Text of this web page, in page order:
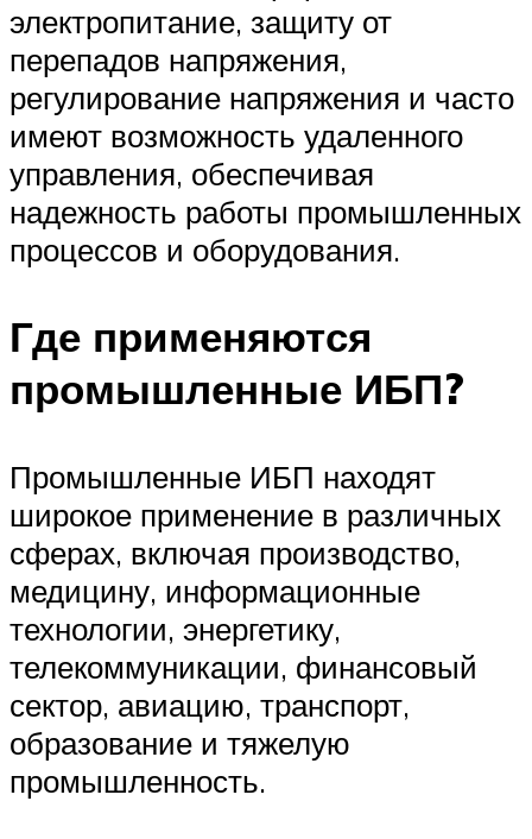
электропитание, защиту от
перепадов напряжения,
регулирование напряжения и часто
имеют возможность удаленного
управления, обеспечивая
надежность работы промышленных
процессов и оборудования.
Где применяются
промышленные ИБП?
Промышленные ИБП находят
широкое применение в различных
сферах, включая производство,
медицину, информационные
технологии, энергетику,
телекоммуникации, финансовый
сектор, авиацию, транспорт,
образование и тяжелую
промышленность.